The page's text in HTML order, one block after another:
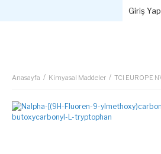
Giriş Yap
Anasayfa Kimyasal Maddeler TCI EUROPE